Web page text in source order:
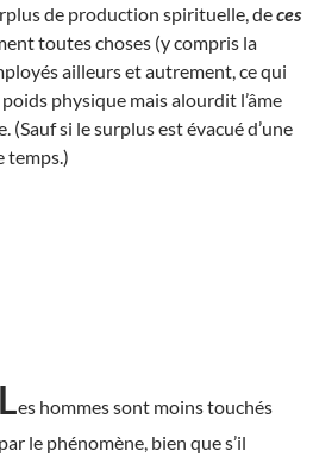
de production spirituelle, deces
toutes choses (y compris la
ailleurs et autrement, ce qui
physique mais alourdit l’âme
(Sauf si le surplus est évacué d’une
temps.)
Les hommes sont moins touchés
par le phénomène, bien que s’il